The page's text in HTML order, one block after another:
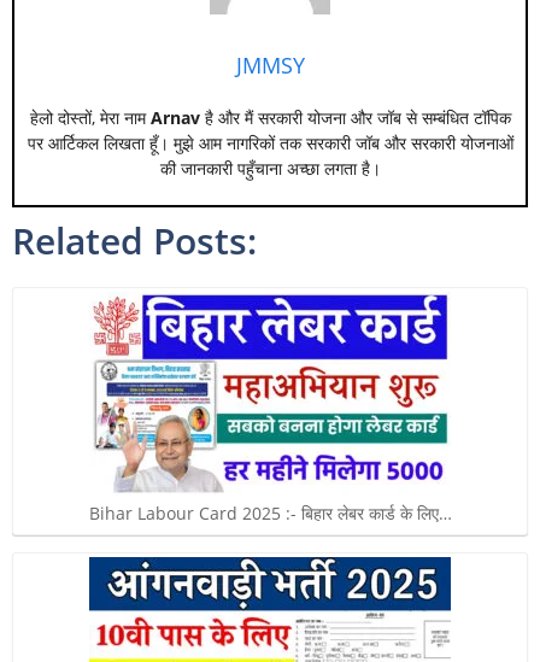
JMMSY
हेलो दोस्तों, मेरा नामArnavहै और मैं सरकारी योजना और जॉब से सम्बंधित टॉपिक
पर आर्टिकल लिखता हूँ। मुझे आम नागरिकों तक सरकारी जॉब और सरकारी योजनाओं
की जानकारी पहुँचाना अच्छा लगता है।
Related Posts:
Bihar Labour Card 2025 :- बिहार लेबर कार्ड के लिए…